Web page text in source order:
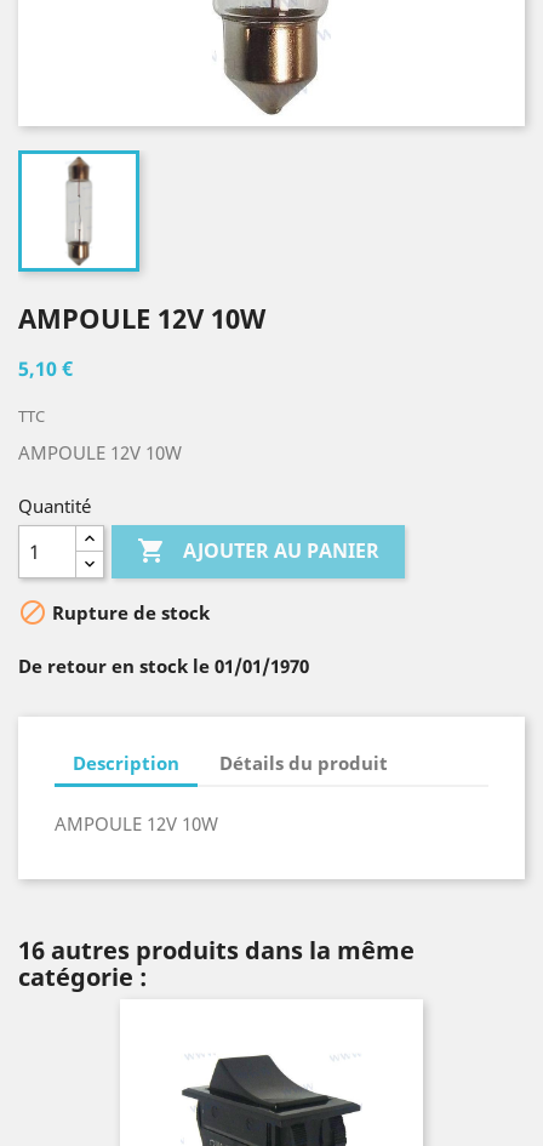
AMPOULE 12V 10W
5,10 €
TTC
AMPOULE 12V 10W
Quantité
 AJOUTER AU PANIER
 Rupture de stock
De retour en stock le 01/01/1970
Description Détails du produit
AMPOULE 12V 10W
16 autres produits dans la même
catégorie :